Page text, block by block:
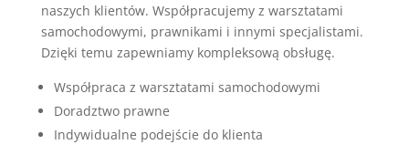
naszych klientów. Współpracujemy z warsztatami
samochodowymi, prawnikami i innymi specjalistami.
Dzięki temu zapewniamy kompleksową obsługę.
Współpraca z warsztatami samochodowymi
Doradztwo prawne
Indywidualne podejście do klienta